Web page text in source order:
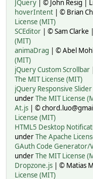
JQuery | © John Resig |
hoverIntent | © Brian
License (MIT)
SCEditor | © Sam Clarke
(MIT)
animaDrag | © Abel
(MIT)
jQuery Custom Scrollbar
The MIT License (MIT)
jQuery Responsive Slider
underThe MIT License
At.js | ©
License (MIT)
HTML5 Desktop
underThe Apache
GAuth Code Generator/
underThe MIT License
Dropzone.js | © Matias
License (MIT)